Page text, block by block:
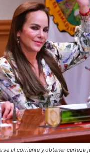
al corriente y obtener certeza